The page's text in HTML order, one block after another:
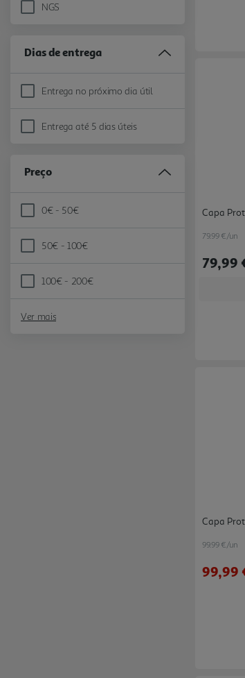
NGS
Refine by Marca: NGS
Dias de entrega
Entrega no próximo dia útil
Refine by Dias de entrega: Entrega no próximo dia útil
Entrega até 5 dias úteis
Refine by Dias de entrega: Entrega até 5 dias úteis
Preço
0€ - 50€
Refine by Preço: 0€ - 50€
50€ - 100€
Refine by Preço: 50€ - 100€
100€ - 200€
Refine by Preço: 100€ - 200€
Ver mais
Capa
79.99 €/un
79,99
Capa
99.99 €/un
99,99